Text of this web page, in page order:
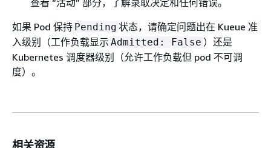
如果 Pod 保持 Pending 状态，请确定问题出在 Kueue 准
入级别（工作负载显示 Admitted: False ）还是
Kubernetes 调度器级别（允许工作负载但 pod 不可调
度）。
相关资源